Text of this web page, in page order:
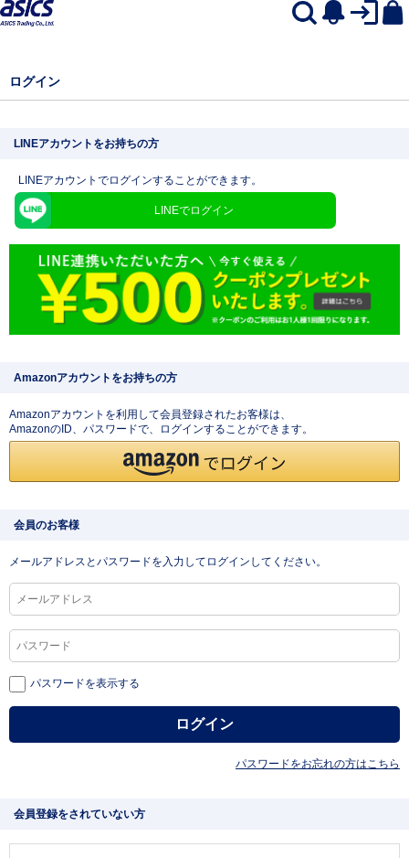
ログイン
LINEアカウントをお持ちの方
LINEアカウントでログインすることができます。
LINEでログイン
Amazonアカウントをお持ちの方
Amazonアカウントを利用して会員登録されたお客様は、
AmazonのID、パスワードで、ログインすることができます。
会員のお客様
メールアドレスとパスワードを入力してログインしてください。
パスワードを表示する
パスワードをお忘れの方はこちら
会員登録をされていない方